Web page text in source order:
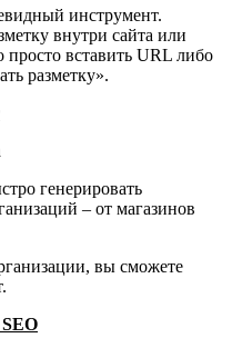
инструмент.
внутри сайта или
просто вставить URL либо
разметку».
генерировать
– от магазинов
вы сможете